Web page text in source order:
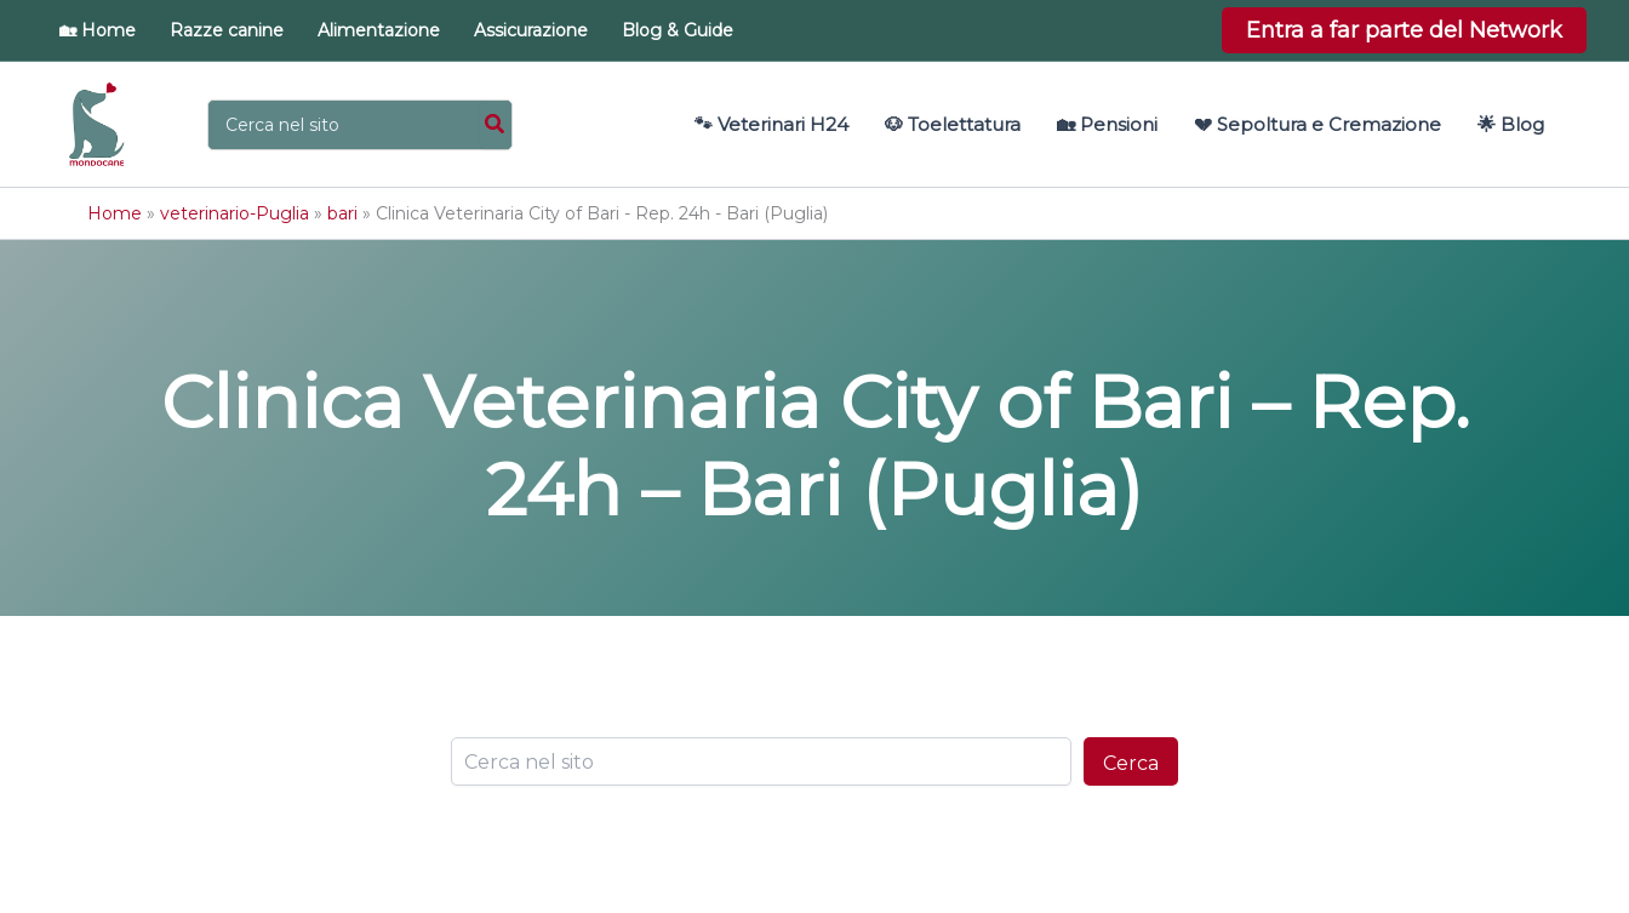
🏡 Home Razze canine Alimentazione Assicurazione Blog & Guide Entra a far parte del Network
per:
🐾 Veterinari H24 🐶 Toelettatura 🏡 Pensioni 💔 Sepoltura e Cremazione 🌟 Blog
Home » veterinario-Puglia » bari » Clinica Veterinaria City of Bari - Rep. 24h - Bari (Puglia)
Clinica Veterinaria City of Bari – Rep.
24h – Bari (Puglia)
Cerca